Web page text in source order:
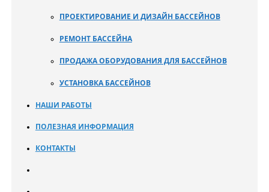
ПРОЕКТИРОВАНИЕ И ДИЗАЙН БАССЕЙНОВ
РЕМОНТ БАССЕЙНА
ПРОДАЖА ОБОРУДОВАНИЯ ДЛЯ БАССЕЙНОВ
УСТАНОВКА БАССЕЙНОВ
НАШИ РАБОТЫ
ПОЛЕЗНАЯ ИНФОРМАЦИЯ
КОНТАКТЫ